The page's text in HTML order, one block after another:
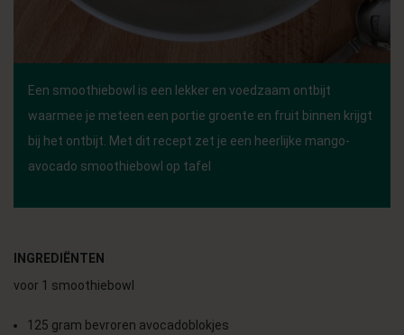
Een smoothiebowl is een lekker en voedzaam ontbijt
waarmee je meteen een portie groente en fruit binnen krijgt
bij het ontbijt. Met dit recept zet je een heerlijke mango-
avocado smoothiebowl op tafel
INGREDIËNTEN
voor 1 smoothiebowl
125 gram bevroren avocadoblokjes